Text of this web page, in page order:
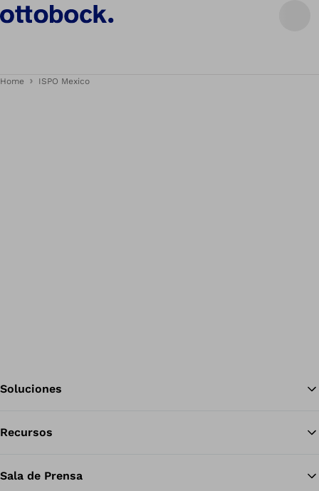
Home ISPO Mexico
Soluciones
Recursos
Sala de Prensa